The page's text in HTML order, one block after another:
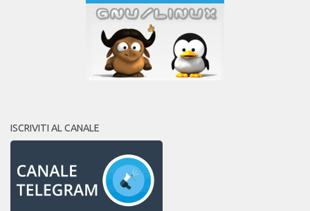
ISCRIVITI AL CANALE